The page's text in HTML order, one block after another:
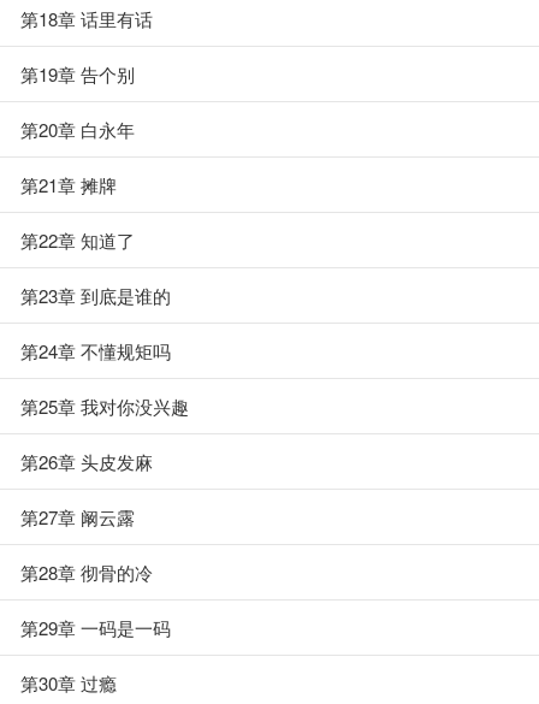
第18章 话里有话
第19章 告个别
第20章 白永年
第21章 摊牌
第22章 知道了
第23章 到底是谁的
第24章 不懂规矩吗
第25章 我对你没兴趣
第26章 头皮发麻
第27章 阚云露
第28章 彻骨的冷
第29章 一码是一码
第30章 过瘾